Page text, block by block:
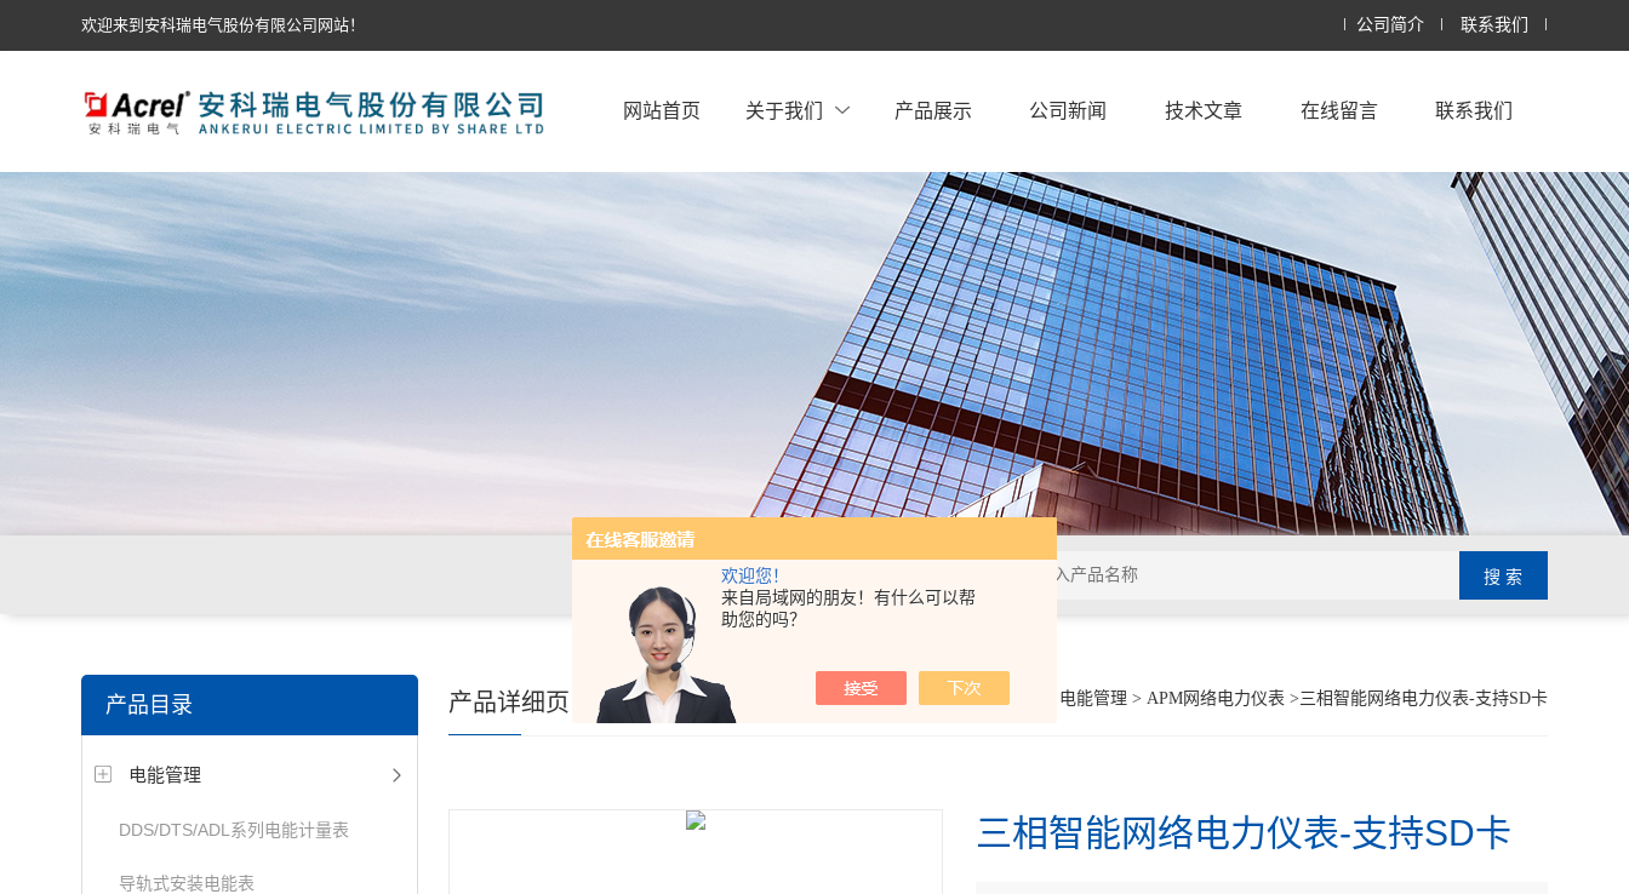
欢迎您！
来自局域网的朋友！有什么可以帮
助您的吗？
欢迎来到安科瑞电气股份有限公司网站！ 公司简介 联系我们
网站首页 关于我们 产品展示 公司新闻 技术文章 在线留言 联系我们
产品目录
电能管理
DDS/DTS/ADL系列电能计量表
导轨式安装电能表
你的位置： >产品展示 电能管理 > APM网络电力仪表 >三相智能网络电力仪表-支持SD卡
产品详细页
三相智能网络电力仪表-支持SD卡